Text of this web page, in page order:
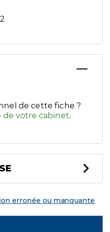
handicaps/besoins
de cette fiche ?
de votre cabinet.
erronée ou manquante